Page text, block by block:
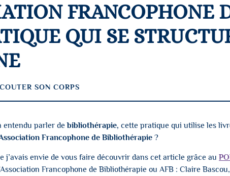
FRANCOPHONE
QUI SE
SON CORPS
entendu parler debibliothérapie, cette pratique qui utilise les
Francophone de Bibliothérapie ?
j’avais envie de vous faire découvrir dans cet article grâce au
Francophone de Bibliothérapie ou AFB : Claire